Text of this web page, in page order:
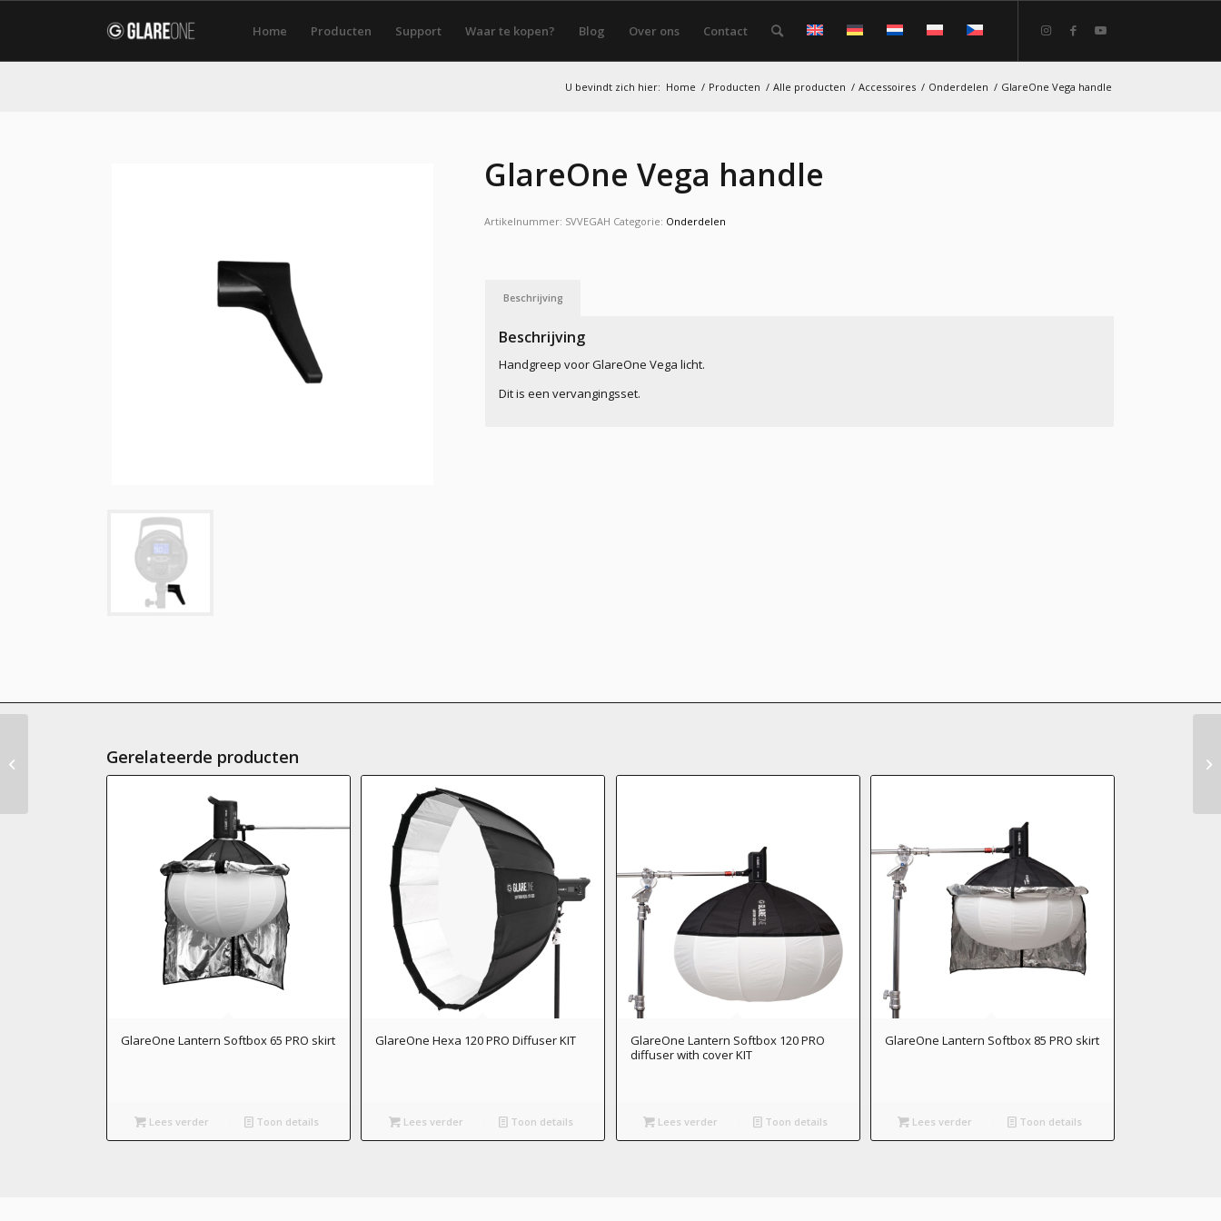
Home Producten Support Waar te kopen? Blog Over ons Contact
U bevindt zich hier: Home / Producten / Alle producten / Accessoires / Onderdelen / GlareOne Vega handle
GlareOne Vega handle
Artikelnummer: SVVEGAH Categorie: Onderdelen
Beschrijving
Beschrijving
Handgreep voor GlareOne Vega licht.
Dit is een vervangingsset.
Gerelateerde producten
GlareOne Lantern Softbox 65 PRO skirt
Lees verder Toon details
GlareOne Hexa 120 PRO Diffuser KIT
Lees verder Toon details
GlareOne Lantern Softbox 120 PRO
diffuser with cover KIT
Lees verder Toon details
GlareOne Lantern Softbox 85 PRO skirt
Lees verder Toon details
GlareOne Fatboy
Boom boom handle